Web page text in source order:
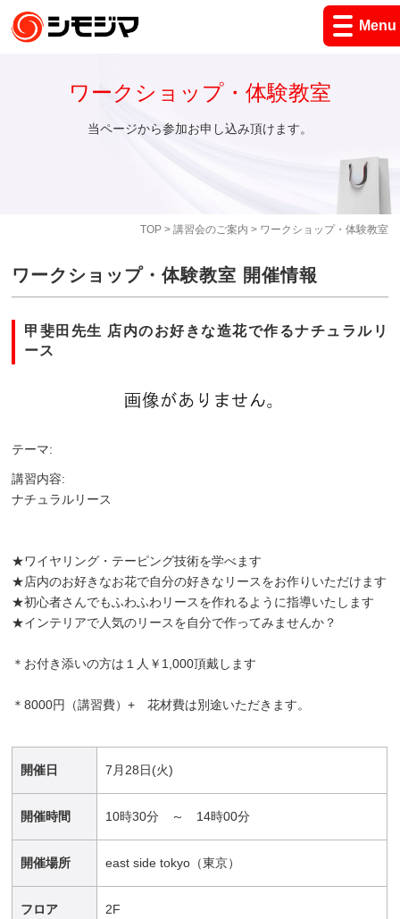
Menu
TOP> 講習会のご案内 > ワークショップ・体験教室
ワークショップ・体験教室
当ページから参加お申し込み頂けます。
ワークショップ・体験教室 開催情報
甲斐田先生 店内のお好きな造花で作るナチュラルリ
ース
テーマ:
講習内容:
ナチュラルリース
★ワイヤリング・テーピング技術を学べます
★店内のお好きなお花で自分の好きなリースをお作りいただけます
★初心者さんでもふわふわリースを作れるように指導いたします
★インテリアで人気のリースを自分で作ってみませんか？
＊お付き添いの方は１人￥1,000頂戴します
＊8000円（講習費）+ 花材費は別途いただきます。
開催日 7月28日(火)
開催時間 10時30分 ～ 14時00分
開催場所 east side tokyo（東京）
フロア 2F